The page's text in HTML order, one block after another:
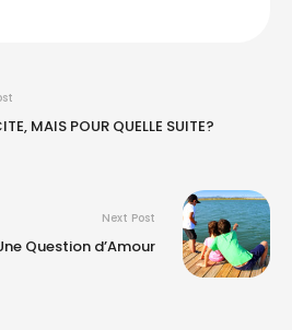
MAIS POUR QUELLE SUITE?
Next Post
Question d’Amour